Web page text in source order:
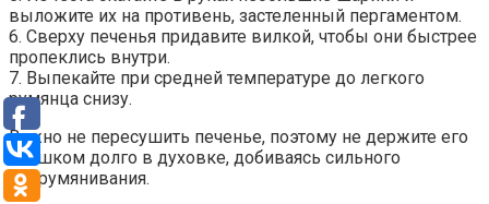
выложите их на противень, застеленный пергаментом.
6. Сверху печенья придавите вилкой, чтобы они быстрее
пропеклись внутри.
7. Выпекайте при средней температуре до легкого
румянца снизу.
Важно не пересушить печенье, поэтому не держите его
слишком долго в духовке, добиваясь сильного
подрумянивания.